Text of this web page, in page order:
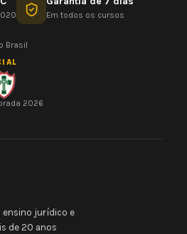
Em todos os cursos
Brasil
2026
ensino jurídico e
de 20 anos